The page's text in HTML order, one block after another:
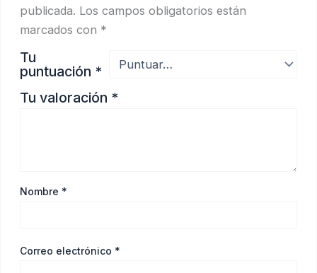
publicada. Los campos obligatorios están
marcados con *
Tu
puntuación *
Tu valoración *
Nombre *
Correo electrónico *